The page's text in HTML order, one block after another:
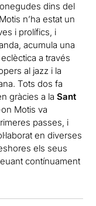
dins del
n’ha estat un
i prolífics, i
acumula una
a través
al jazz i la
Tots dos fa
gràcies a laSant
Motis va
passes, i
en diverses
els seus
contínuament